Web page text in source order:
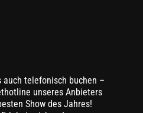
auch telefonisch buchen –
unseres Anbieters
Show des Jahres!